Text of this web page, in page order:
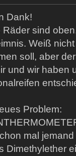
Dank!
Räder sind
Weiß
soll, aber
und wir haben
Problem:
mal
Dimethylether